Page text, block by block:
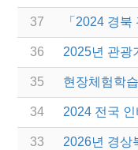
37 「2024 경
36 2025년 관광
35 현장체험학
34 2024 전국
33 2026년 경상